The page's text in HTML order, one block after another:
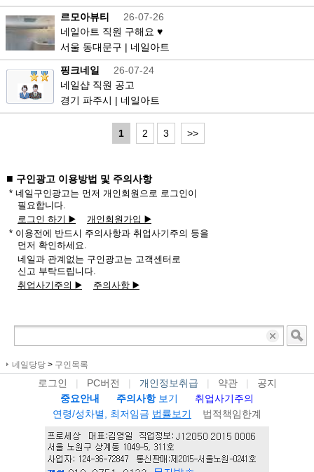
르모아뷰티
26-07-26
네일아트 직원 구해요 ♥
서울 동대문구 | 네일아트
핑크네일
26-07-24
네일샵 직원 공고
경기 파주시 | 네일아트
1 2 3 >>
■ 구인광고 이용방법 및 주의사항
* 네일구인광고는 먼저 개인회원으로 로그인이
필요합니다.
로그인 하기 ▶️
개인회원가입 ▶️
* 이용전에 반드시 주의사항과 취업사기주의 등을
먼저 확인하세요.
네일과 관계없는 구인광고는 고객센터로
신고 부탁드립니다.
취업사기주의 ▶️
주의사항 ▶️
네일당당 > 구인목록
로그인 | PC버전 | 개인정보취급 | 약관 |
공지
중요안내
주의사항 보기
취업사기주의
연령/성차별, 최저임금 법률보기 법적책임한계